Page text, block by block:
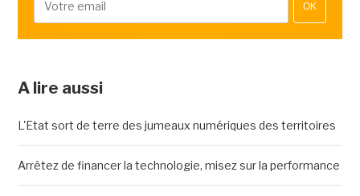
OK
A lire aussi
L'Etat sort de terre des jumeaux numériques des territoires
Arrêtez de financer la technologie, misez sur la performance